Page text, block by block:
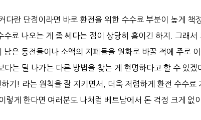
란 단점이라면 바로 환전을 위한 수수료 부분이 높게 책
료 나오는 게 좀 쎄다는 점이 상당히 흠이긴 하지. 그래서
은 동전들이나 소액의 지폐들을 원화로 바꿀 적에 주로
는 덜 나가는 다른 방법을 찾는 게 현명하다고 할 수 있겠
기! 라는 원칙을 잘 지키면서, 더욱 저렴하게 환전 수수료
게 한다면 여러분도 나처럼 베트남에서 돈 걱정 크게 없